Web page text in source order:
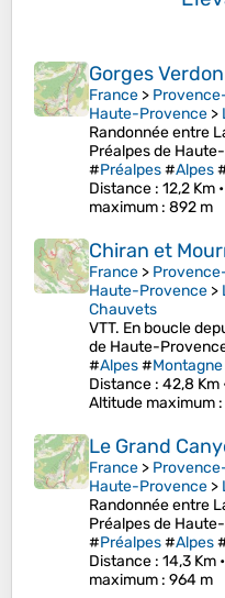
Gorges
France >
Haute-Provence >
Randonnée entre
Préalpes de
#Préalpes#Alpes
Distance : 12,2 Km •
maximum : 892 m
Chiran et
France >
Haute-Provence >
Chauvets
VTT. En boucle
de Haute-
#Alpes#Montagne
Distance : 42,8 Km
Altitude maximum
Le Grand
France >
Haute-Provence >
Randonnée entre
Préalpes de
#Préalpes#Alpes
Distance : 14,3 Km •
maximum : 964 m